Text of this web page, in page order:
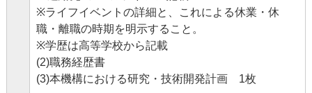
※ライフイベントの詳細と、これによる休業・休
職・離職の時期を明示すること。
※学歴は高等学校から記載
(2)職務経歴書
(3)本機構における研究・技術開発計画 1枚